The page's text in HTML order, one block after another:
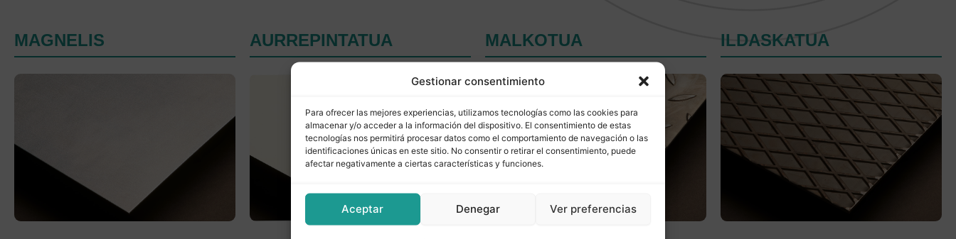
Gestionar consentimiento
Para ofrecer las mejores experiencias, utilizamos tecnologías como las cookies para
almacenar y/o acceder a la información del dispositivo. El consentimiento de estas
tecnologías nos permitirá procesar datos como el comportamiento de navegación o las
identificaciones únicas en este sitio. No consentir o retirar el consentimiento, puede
afectar negativamente a ciertas características y funciones.
Aceptar Denegar Ver preferencias
MAGNELIS AURREPINTATUA MALKOTUA ILDASKATUA